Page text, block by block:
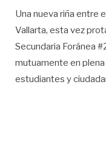
Una nueva riña entre
Vallarta, esta vez
Secundaria Foránea
mutuamente en
estudiantes y